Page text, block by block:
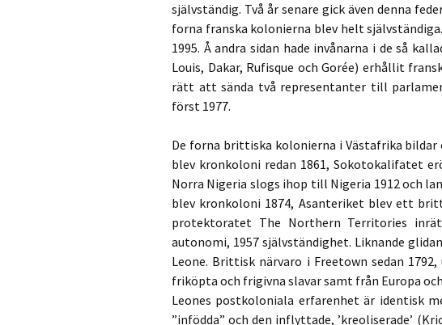
självständig. Två år senare gick även denna
forna franska kolonierna blev helt
1995. Å andra sidan hade invånarna i de så
Louis, Dakar, Rufisque och Gorée) erhållit
rätt att sända två representanter till
först 1977.
De forna brittiska kolonierna i Västafrika
blev kronkoloni redan 1861, Sokotokalifatet
Norra Nigeria slogs ihop till Nigeria 1912 och
blev kronkoloni 1874, Asanteriket blev ett
protektoratet The Northern Territories
autonomi, 1957 självständighet. Liknande
Leone. Brittisk närvaro i Freetown sedan
friköpta och frigivna slavar samt från Europa
Leones postkoloniala erfarenhet är identisk
”infödda” och den inflyttade, ’kreoliserade’